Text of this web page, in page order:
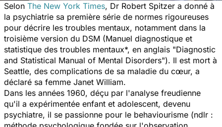
Selon The New York Times, Dr Robert Spitzer a donné à
la psychiatrie sa première série de normes rigoureuses
pour décrire les troubles mentaux, notamment dans la
troisième version du DSM (Manuel diagnostique et
statistique des troubles mentaux*, en anglais "Diagnostic
and Statistical Manual of Mental Disorders"). Il est mort à
Seattle, des complications de sa maladie du cœur, a
déclaré sa femme Janet William.
Dans les années 1960, déçu par l'analyse freudienne
qu'il a expérimentée enfant et adolescent, devenu
psychiatre, il se passionne pour le behaviourisme (ndlr :